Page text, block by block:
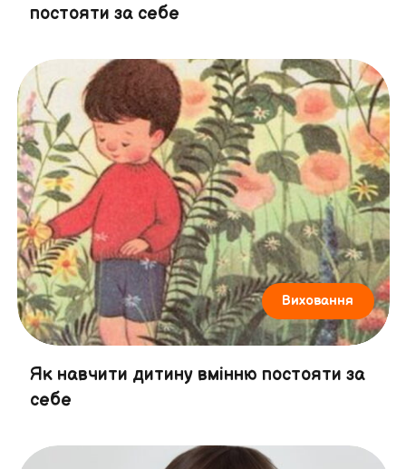
постояти за себе
Виховання
Як навчити дитину вмінню постояти за
себе